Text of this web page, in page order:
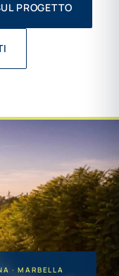
PROGETTO
· MARBELLA